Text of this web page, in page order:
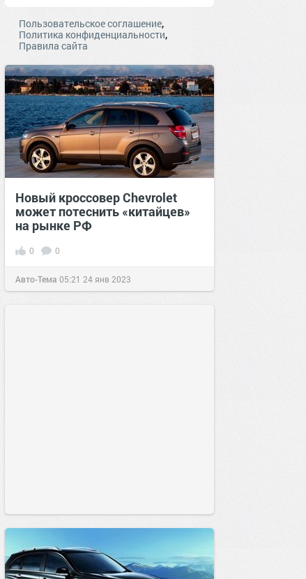
Пользовательское соглашение,
Политика конфиденциальности,
Правила сайта
Новый кроссовер Chevrolet
может потеснить «китайцев»
на рынке РФ
0 0
Авто-Тема 05:21 24 янв 2023